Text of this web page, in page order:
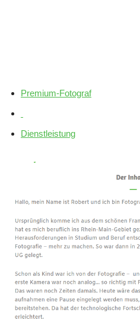
Premium-Fotograf
Dienstleistung